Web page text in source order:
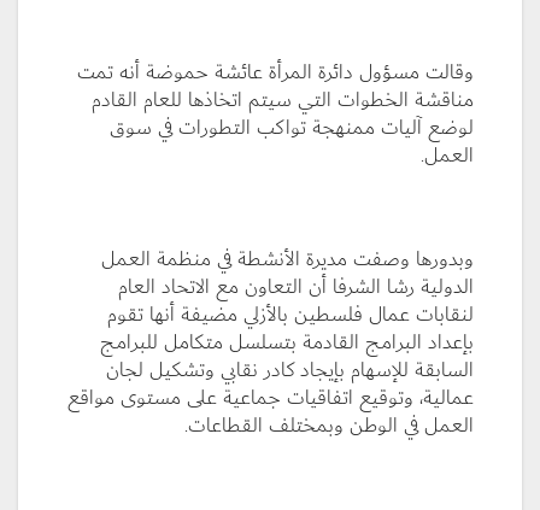
وقالت مسؤول دائرة المرأة عائشة حموضة أنه تمت
مناقشة الخطوات التي سيتم اتخاذها للعام القادم
لوضع آليات ممنهجة تواكب التطورات في سوق
العمل.
وبدورها وصفت مديرة الأنشطة في منظمة العمل
الدولية رشا الشرفا أن التعاون مع الاتحاد العام
لنقابات عمال فلسطين بالأزلي مضيفة أنها تقوم
بإعداد البرامج القادمة بتسلسل متكامل للبرامج
السابقة للإسهام بإيجاد كادر نقابي وتشكيل لجان
عمالية، وتوقيع اتفاقيات جماعية على مستوى مواقع
العمل في الوطن وبمختلف القطاعات.